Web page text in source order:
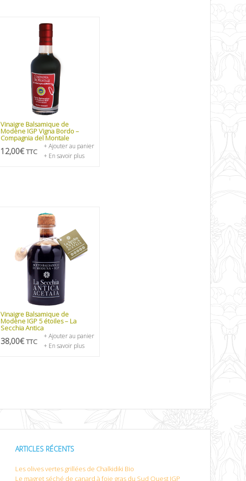
Vinaigre Balsamique de
Modène IGP Vigna Bordo –
Compagnia del Montale
12,00€ TTC
+ Ajouter au panier
+ En savoir plus
Vinaigre Balsamique de
Modène IGP 5 étoiles – La
Secchia Antica
38,00€ TTC
+ Ajouter au panier
+ En savoir plus
ARTICLES RÉCENTS
Les olives vertes grillées de Chalkidiki Bio
Le magret séché de canard à foie gras du Sud Ouest IGP